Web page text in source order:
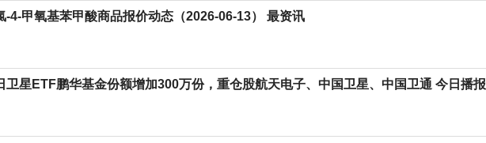
-4-甲氧基苯甲酸商品报价动态（2026-06-13） 最资讯
卫星ETF鹏华基金份额增加300万份，重仓股航天电子、中国卫星、中国卫通 今日播报